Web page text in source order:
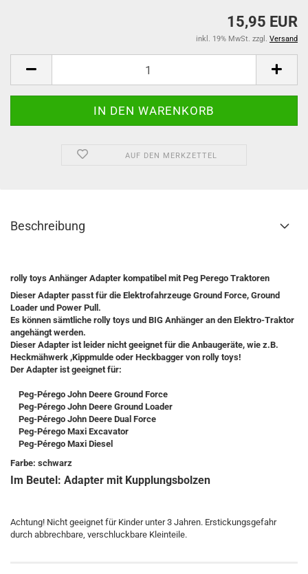
15,95 EUR
inkl. 19% MwSt. zzgl. Versand
AUF DEN MERKZETTEL
Beschreibung
rolly toys Anhänger Adapter kompatibel mit Peg Perego Traktoren
Dieser Adapter passt für die Elektrofahrzeuge Ground Force, Ground
Loader und Power Pull.
Es können sämtliche rolly toys und BIG Anhänger an den Elektro-Traktor
angehängt werden.
Dieser Adapter ist leider nicht geeignet für die Anbaugeräte, wie z.B.
Heckmähwerk ,Kippmulde oder Heckbagger von rolly toys!
Der Adapter ist geeignet für:
Peg-Pérego John Deere Ground Force
Peg-Pérego John Deere Ground Loader
Peg-Pérego John Deere Dual Force
Peg-Pérego Maxi Excavator
Peg-Pérego Maxi Diesel
Farbe: schwarz
Im Beutel: Adapter mit Kupplungsbolzen
Achtung! Nicht geeignet für Kinder unter 3 Jahren. Erstickungsgefahr
durch abbrechbare, verschluckbare Kleinteile.